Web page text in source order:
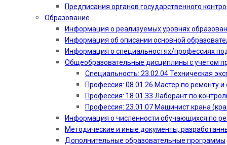
Предписания органов государственного
Образование
Информация о реализуемых уровнях
Информация об описании основной
Информация о специальностях/профессиях
Общеобразовательные дисциплины с учетом
Специальность: 23.02.04 Техническая
Профессия: 08.01.26 Мастер по ремонту
Профессия: 18.01.33 Лаборант по
Профессия: 23.01.07 Машинист крана
Информация о численности обучающихся по
Методические и иные документы,
Дополнительные образовательные программы